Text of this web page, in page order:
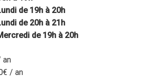
de 19h à 20h
de 20h à 21h
de 19h à 20h
an
/ an